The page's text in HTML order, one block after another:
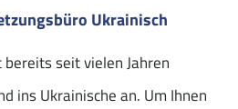
Ukrainisch
seit vielen Jahren
ins Ukrainische an. Um Ihnen